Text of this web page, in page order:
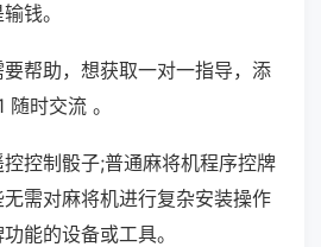
钱。
帮助，想获取一对一指导，添
时交流 。
控制骰子;普通麻将机程序控牌
需对麻将机进行复杂安装操作
能的设备或工具。